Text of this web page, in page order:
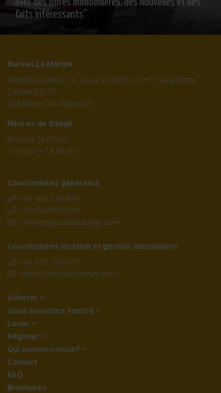
faits intéressants”
Bureau La Marina
Avenida Londres 1A, Local 2, Centro Com. Plaza Sierra
Castilla 03177,
La Marina-San Fulgencio
Heures de travail
Monday to Friday
9.30 am – 18.00 pm
Coordonnées générales
+34 965 724 489
+31(0)649855641
contact@casalasdunas.com
Coordonnées location et gestion immobilière
+34 655 759 029
holiday@casalasdunas.com
Acheter
Vous souhaitez vendre ?
Louer
Régions
Qui sommes-nous?
Contact
FAQ
Brochures